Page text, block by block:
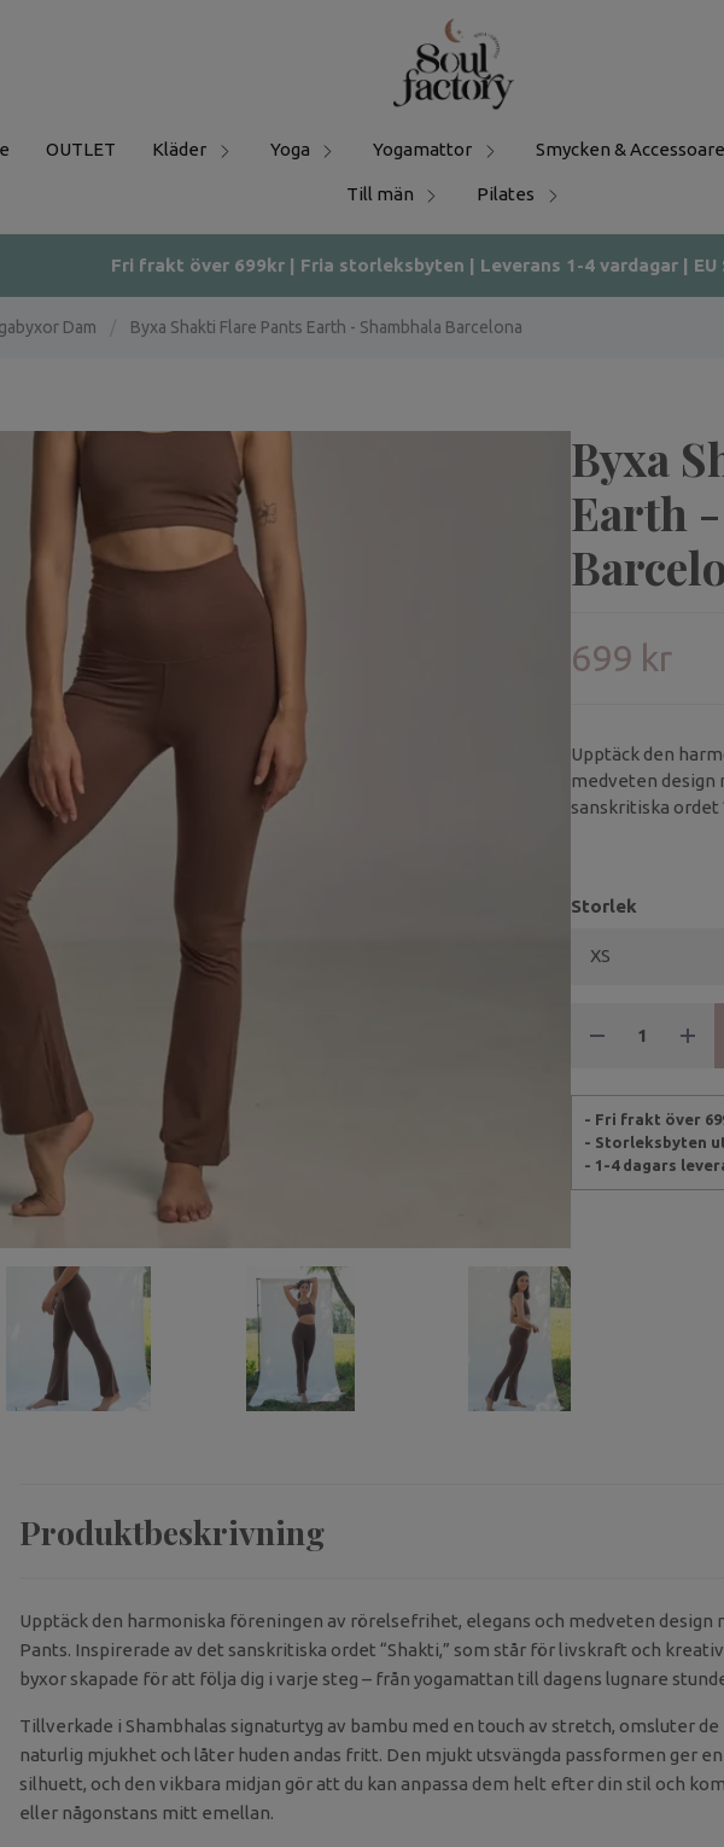
OUTLET Kläder Yoga Yogamattor Smycken &
Till män Pilates
Fri frakt över 699kr | Fria storleksbyten | Leverans 1-4 vardagar | EU
Dam Byxa Shakti Flare Pants Earth - Shambhala Barcelona
Byxa
Earth
699 kr
Upptäck den
medveten design
sanskritiska ordet
dessa byxor
Storlek
- Fri frakt över
- Storleksbyten
- 1-4 dagars
Produktbeskrivning
Upptäck den harmoniska föreningen av rörelsefrihet, elegans och medveten design
Pants. Inspirerade av det sanskritiska ordet “Shakti,” som står för livskraft och
byxor skapade för att följa dig i varje steg – från yogamattan till dagens lugnare
Tillverkade i Shambhalas signaturtyg av bambu med en touch av stretch, omsluter
naturlig mjukhet och låter huden andas fritt. Den mjukt utsvängda passformen ger
silhuett, och den vikbara midjan gör att du kan anpassa dem helt efter din stil och
eller någonstans mitt emellan.